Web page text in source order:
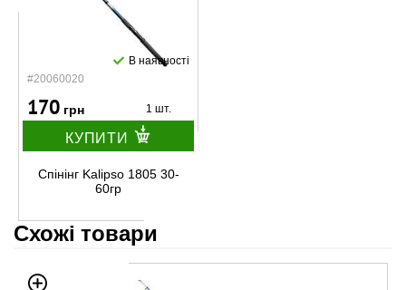
#20060020
В наявності
170 грн 1 шт.
КУПИТИ
Спінінг Kalipso 1805 30-
60гр
Схожі товари